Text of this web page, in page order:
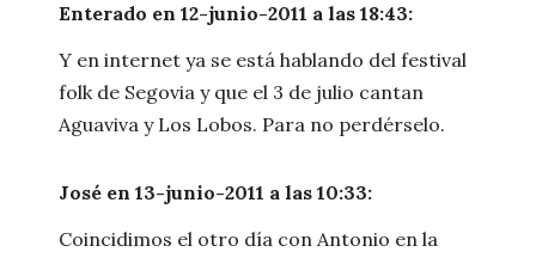
Enterado en 12-junio-2011 a las 18:43:
Y en internet ya se está hablando del festival
folk de Segovia y que el 3 de julio cantan
Aguaviva y Los Lobos. Para no perdérselo.
José en 13-junio-2011 a las 10:33:
Coincidimos el otro día con Antonio en la